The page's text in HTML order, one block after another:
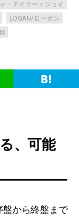
・テイラー＝ジョイ
LOGAN/ローガン
、可能
から終盤まで